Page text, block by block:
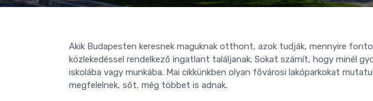
Akik Budapesten keresnek maguknak otthont, azok tudják, mennyire
közlekedéssel rendelkező ingatlant találjanak. Sokat számít, hogy minél
iskolába vagy munkába. Mai cikkünkben olyan fővárosi lakóparkokat
megfelelnek, sőt, még többet is adnak.